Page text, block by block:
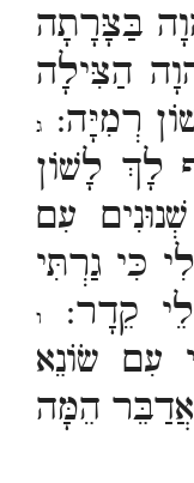
בַּצָּרָתָה
הַצִּילָה
רְמִיָּה:
ג
לָךְ לָשׁוֹן
עִם
כִּי גַרְתִּי
קֵדָר:
ו
עִם שׂוֹנֵא
אֲדַבֵּר הֵמָּה